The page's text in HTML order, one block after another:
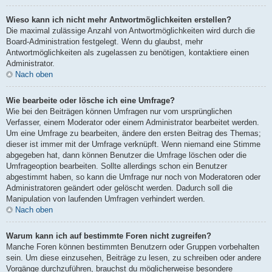
Wieso kann ich nicht mehr Antwortmöglichkeiten erstellen?
Die maximal zulässige Anzahl von Antwortmöglichkeiten wird durch die
Board-Administration festgelegt. Wenn du glaubst, mehr
Antwortmöglichkeiten als zugelassen zu benötigen, kontaktiere einen
Administrator.
Nach oben
Wie bearbeite oder lösche ich eine Umfrage?
Wie bei den Beiträgen können Umfragen nur vom ursprünglichen
Verfasser, einem Moderator oder einem Administrator bearbeitet werden.
Um eine Umfrage zu bearbeiten, ändere den ersten Beitrag des Themas;
dieser ist immer mit der Umfrage verknüpft. Wenn niemand eine Stimme
abgegeben hat, dann können Benutzer die Umfrage löschen oder die
Umfrageoption bearbeiten. Sollte allerdings schon ein Benutzer
abgestimmt haben, so kann die Umfrage nur noch von Moderatoren oder
Administratoren geändert oder gelöscht werden. Dadurch soll die
Manipulation von laufenden Umfragen verhindert werden.
Nach oben
Warum kann ich auf bestimmte Foren nicht zugreifen?
Manche Foren können bestimmten Benutzern oder Gruppen vorbehalten
sein. Um diese einzusehen, Beiträge zu lesen, zu schreiben oder andere
Vorgänge durchzuführen, brauchst du möglicherweise besondere